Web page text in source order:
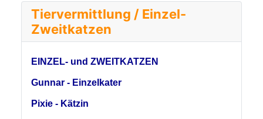
Tiervermittlung / Einzel-
Zweitkatzen
EINZEL- und ZWEITKATZEN
Gunnar - Einzelkater
Pixie - Kätzin